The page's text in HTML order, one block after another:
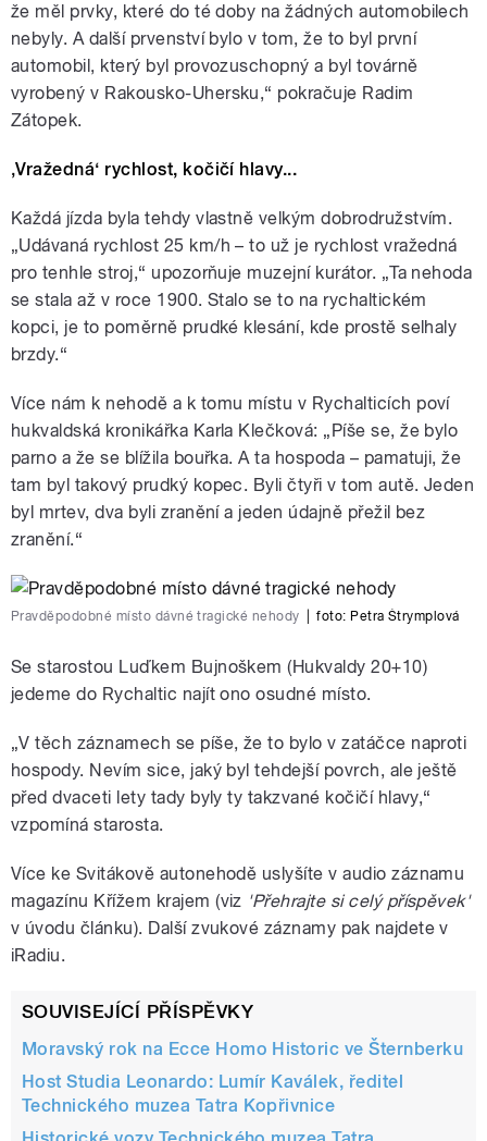
že měl prvky, které do té doby na žádných automobilech
nebyly. A další prvenství bylo v tom, že to byl první
automobil, který byl provozuschopný a byl továrně
vyrobený v Rakousko-Uhersku,“ pokračuje Radim
Zátopek.
‚Vražedná‘ rychlost, kočičí hlavy...
Každá jízda byla tehdy vlastně velkým dobrodružstvím.
„Udávaná rychlost 25 km/h – to už je rychlost vražedná
pro tenhle stroj,“ upozorňuje muzejní kurátor. „Ta nehoda
se stala až v roce 1900. Stalo se to na rychaltickém
kopci, je to poměrně prudké klesání, kde prostě selhaly
brzdy.“
Více nám k nehodě a k tomu místu v Rychalticích poví
hukvaldská kronikářka Karla Klečková: „Píše se, že bylo
parno a že se blížila bouřka. A ta hospoda – pamatuji, že
tam byl takový prudký kopec. Byli čtyři v tom autě. Jeden
byl mrtev, dva byli zranění a jeden údajně přežil bez
zranění.“
Pravděpodobné místo dávné tragické nehody foto: Petra Štrymplová
Se starostou Luďkem Bujnoškem (Hukvaldy 20+10)
jedeme do Rychaltic najít ono osudné místo.
„V těch záznamech se píše, že to bylo v zatáčce naproti
hospody. Nevím sice, jaký byl tehdejší povrch, ale ještě
před dvaceti lety tady byly ty takzvané kočičí hlavy,“
vzpomíná starosta.
Více ke Svitákově autonehodě uslyšíte v audio záznamu
magazínu Křížem krajem (viz 'Přehrajte si celý příspěvek'
v úvodu článku). Další zvukové záznamy pak najdete v
iRadiu.
SOUVISEJÍCÍ PŘÍSPĚVKY
Moravský rok na Ecce Homo Historic ve Šternberku
Host Studia Leonardo: Lumír Kaválek, ředitel
Technického muzea Tatra Kopřivnice